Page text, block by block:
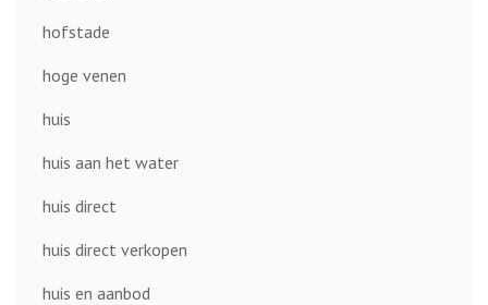
hofstade
hoge venen
huis
huis aan het water
huis direct
huis direct verkopen
huis en aanbod